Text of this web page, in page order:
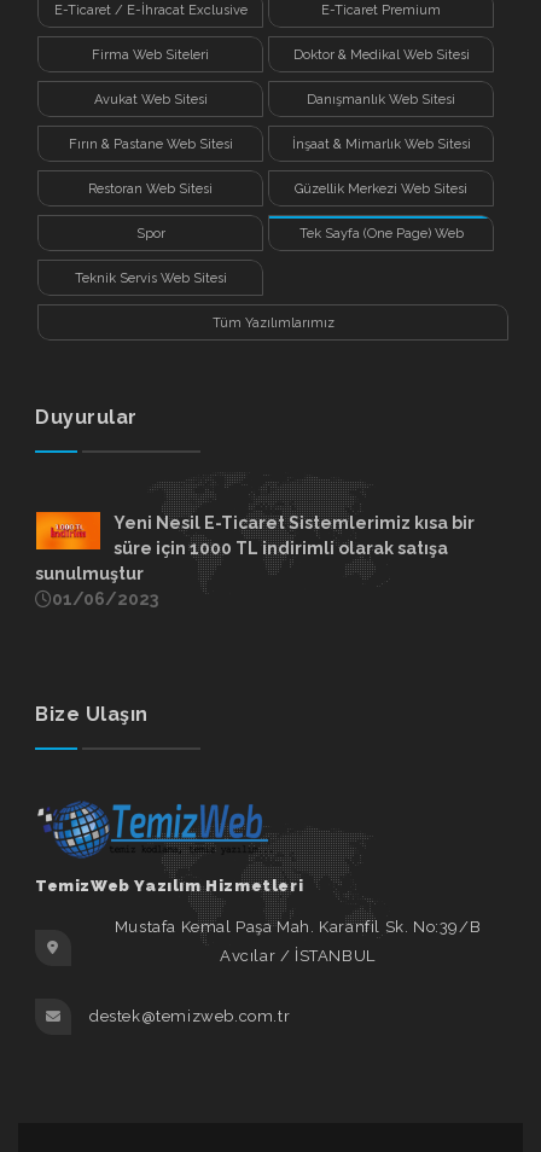
E-Ticaret / E-İhracat Exclusive E-Ticaret Premium
Firma Web Siteleri Doktor & Medikal Web Sitesi
Avukat Web Sitesi Danışmanlık Web Sitesi
Fırın & Pastane Web Sitesi İnşaat & Mimarlık Web Sitesi
Restoran Web Sitesi Güzellik Merkezi Web Sitesi
Spor Tek Sayfa (One Page) Web
Teknik Servis Web Sitesi
Tüm Yazılımlarımız
Duyurular
Yeni Nesil E-Ticaret Sistemlerimiz kısa bir
süre için 1000 TL indirimli olarak satışa
sunulmuştur
01/06/2023
Bize Ulaşın
TemizWeb Yazılım Hizmetleri
Mustafa Kemal Paşa Mah. Karanfil Sk. No:39/B
Avcılar / İSTANBUL
destek@temizweb.com.tr